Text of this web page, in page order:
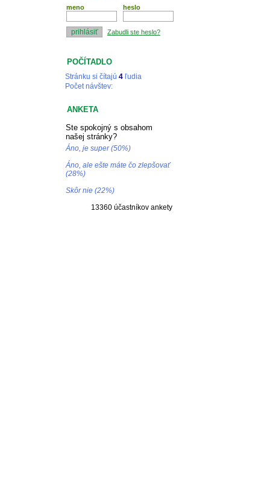
meno heslo
Zabudli ste heslo?
POČÍTADLO
Stránku si čítajú 4 ľudia
Počet návštev:
ANKETA
Ste spokojný s obsahom
našej stránky?
Áno, je super (50%)
Áno, ale ešte máte čo zlepšovať
(28%)
Skôr nie (22%)
13360 účastníkov ankety